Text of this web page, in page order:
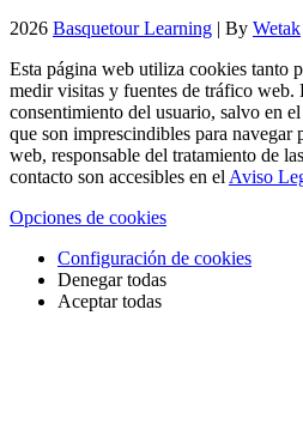
2026 Basquetour Learning | By Wetak
Esta página web utiliza cookies tanto
medir visitas y fuentes de tráfico web.
consentimiento del usuario, salvo en
que son imprescindibles para navegar
web, responsable del tratamiento de
contacto son accesibles en el Aviso
Opciones de cookies
Configuración de cookies
Denegar todas
Aceptar todas